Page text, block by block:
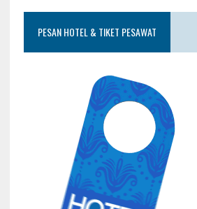
PESAN HOTEL & TIKET PESAWAT